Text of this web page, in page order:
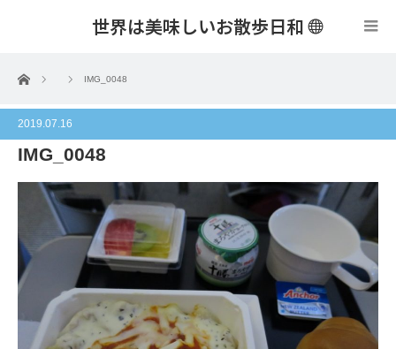
世界は美味しいお散歩日和
ホーム IMG_0048
2019.07.16
IMG_0048